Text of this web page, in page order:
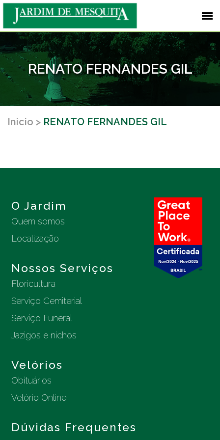
RENATO FERNANDES GIL
Inicio RENATO FERNANDES GIL
O Jardim
Quem somos
Localização
Nossos Serviços
Floricultura
Serviço Cemiterial
Serviço Funeral
Jazigos e nichos
Velórios
Obituários
Velório Online
Dúvidas Frequentes